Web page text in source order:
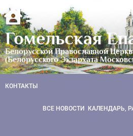
Гомельская
Белорусской Православной
(Белорусского Экзархата
КОНТАКТЫ
ВСЕ НОВОСТИ КАЛЕНДАРЬ,